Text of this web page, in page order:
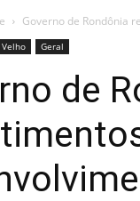
Governo de Rondônia
Geral
de